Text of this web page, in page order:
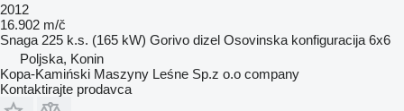
2012
16.902 m/č
Snaga 225 k.s. (165 kW) Gorivo dizel Osovinska konfiguracija 6x6
Poljska, Konin
Kopa-Kamiński Maszyny Leśne Sp.z o.o company
Kontaktirajte prodavca